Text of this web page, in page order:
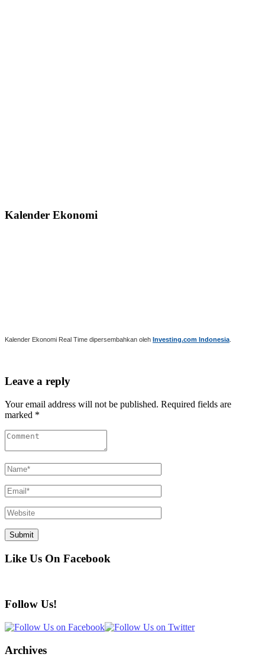
Kalender Ekonomi
Kalender Ekonomi Real Time dipersembahkan oleh Investing.com Indonesia
Leave a reply
Your email address will not be published. Required fields are
marked *
Like Us On Facebook
Follow Us!
Archives